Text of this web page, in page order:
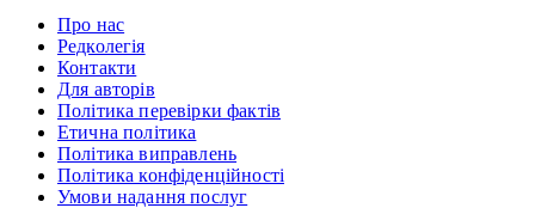
Про нас
Редколегія
Контакти
Для авторів
Політика перевірки фактів
Етична політика
Політика виправлень
Політика конфіденційності
Умови надання послуг